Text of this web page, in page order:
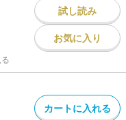
試し読み
お気に入り
カートに入れる